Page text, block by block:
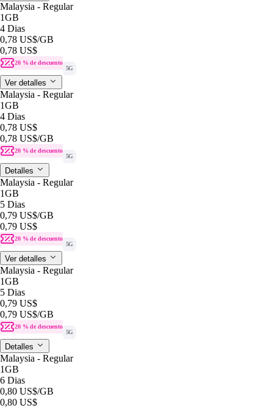
Malaysia - Regular
1GB
4 Dias
0,78 US$/GB
0,78 US$
20 % de descuento
5G
Ver detalles
Malaysia - Regular
1GB
4 Dias
0,78 US$
0,78 US$/GB
20 % de descuento
5G
Detalles
Malaysia - Regular
1GB
5 Dias
0,79 US$/GB
0,79 US$
20 % de descuento
5G
Ver detalles
Malaysia - Regular
1GB
5 Dias
0,79 US$
0,79 US$/GB
20 % de descuento
5G
Detalles
Malaysia - Regular
1GB
6 Dias
0,80 US$/GB
0,80 US$